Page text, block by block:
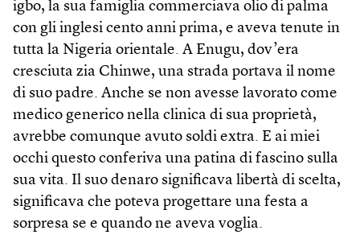
igbo, la sua famiglia commerciava olio di palma
con gli inglesi cento anni prima, e aveva tenute in
tutta la Nigeria orientale. A Enugu, dov’era
cresciuta zia Chinwe, una strada portava il nome
di suo padre. Anche se non avesse lavorato come
medico generico nella clinica di sua proprietà,
avrebbe comunque avuto soldi extra. E ai miei
occhi questo conferiva una patina di fascino sulla
sua vita. Il suo denaro significava libertà di scelta,
significava che poteva progettare una festa a
sorpresa se e quando ne aveva voglia.